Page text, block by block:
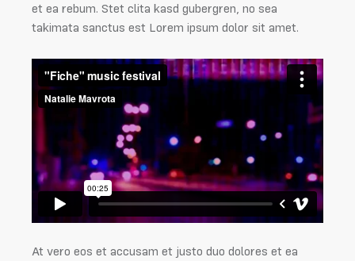
et ea rebum. Stet clita kasd gubergren, no sea
takimata sanctus est Lorem ipsum dolor sit amet.
At vero eos et accusam et justo duo dolores et ea